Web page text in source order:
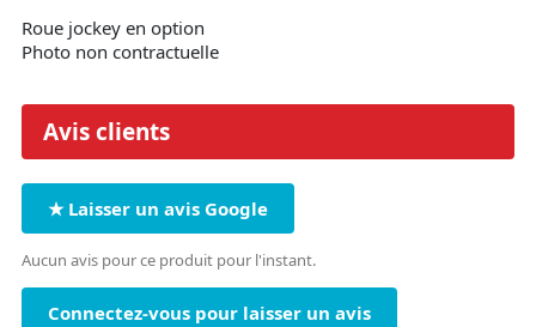
Roue jockey en option
Photo non contractuelle
Avis clients
★ Laisser un avis Google
Aucun avis pour ce produit pour l'instant.
Connectez-vous pour laisser un avis